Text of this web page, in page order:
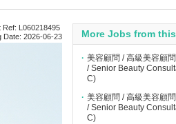
Ref: L060218495
Date: 2026-06-23
More Jobs from
∙ 美容顧問 / 高級美容顧
/ Senior Beauty
C)
∙ 美容顧問 / 高級美容顧
/ Senior Beauty
C)